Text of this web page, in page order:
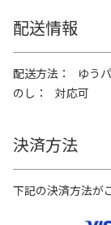
配送情報
配送方法
ゆう
のし
対応可
決済方法
下記の決済方法が